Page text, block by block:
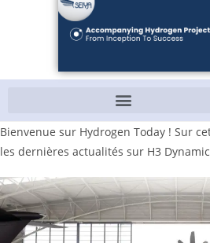
Bienvenue sur Hydrogen Today ! Sur
les dernières actualités sur H3